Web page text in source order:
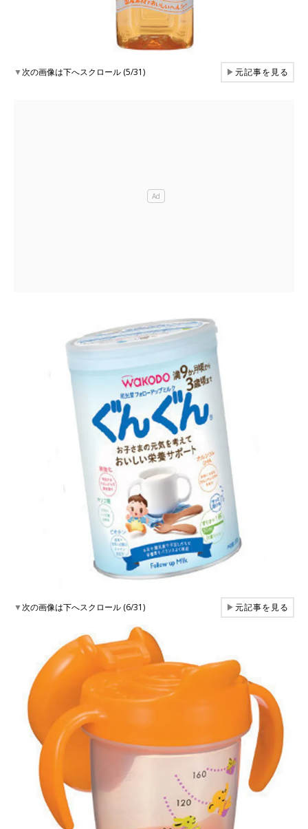
▼次の画像は下へスクロール (5/31) ▶元記事を見る
▼次の画像は下へスクロール (6/31) ▶元記事を見る